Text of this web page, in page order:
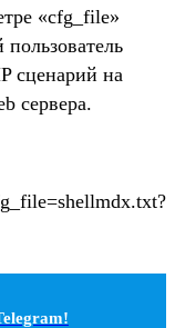
«cfg_file»
сценарий на
сервера.